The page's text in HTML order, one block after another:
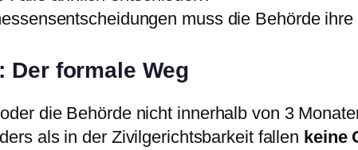
muss die Behörde
formale Weg
die Behörde nicht innerhalb von 3
als in der Zivilgerichtsbarkeit fallen keine